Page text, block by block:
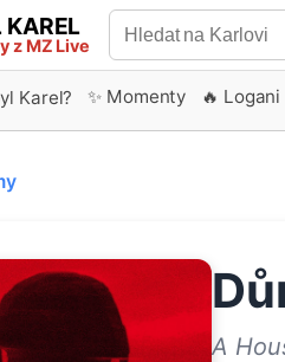
KAREL
z MZ Live
Karel? ✨ Momenty 🔥 Logani
A